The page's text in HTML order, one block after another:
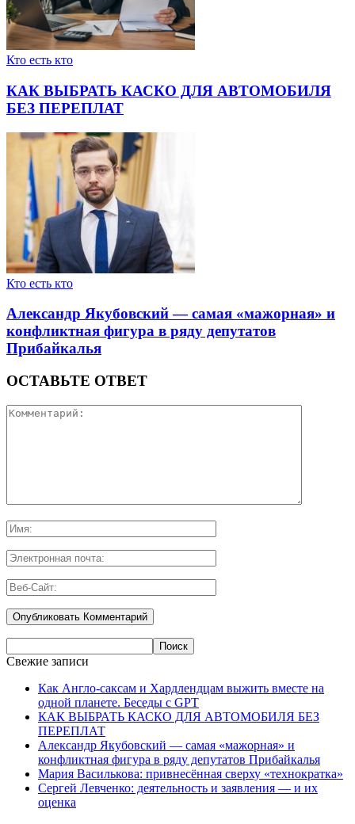
Кто есть кто
КАК ВЫБРАТЬ КАСКО ДЛЯ АВТОМОБИЛЯ
БЕЗ ПЕРЕПЛАТ
Кто есть кто
Александр Якубовский — самая «мажорная» и
конфликтная фигура в ряду депутатов
Прибайкалья
ОСТАВЬТЕ ОТВЕТ
Свежие записи
Как Англо-саксам и Хардлендцам выжить вместе на
одной планете. Беседы с GPT
КАК ВЫБРАТЬ КАСКО ДЛЯ АВТОМОБИЛЯ БЕЗ
ПЕРЕПЛАТ
Александр Якубовский — самая «мажорная» и
конфликтная фигура в ряду депутатов Прибайкалья
Мария Василькова: привнесённая сверху «технократка»
Сергей Левченко: деятельность и заявления — и их
оценка